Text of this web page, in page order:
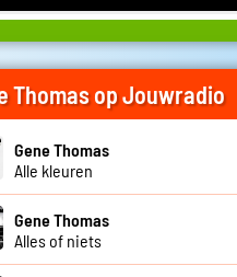
Thomas op Jouwradio
Gene Thomas
Alle kleuren
Gene Thomas
Alles of niets